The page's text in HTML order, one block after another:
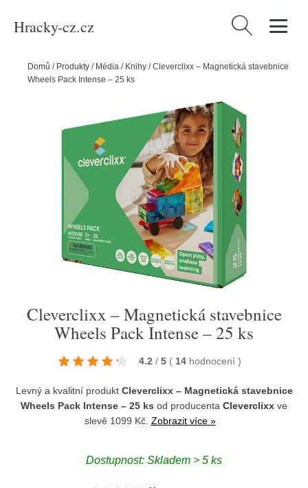
Hracky-cz.cz Vyhledávání
Domů / Produkty / Média / Knihy /Cleverclixx – Magnetická stavebnice
Wheels Pack Intense – 25 ks
Cleverclixx – Magnetická stavebnice
Wheels Pack Intense – 25 ks
4.2 / 5 ( 14 hodnocení )
Levný a kvalitní produkt Cleverclixx – Magnetická stavebnice
Wheels Pack Intense – 25 ks od producenta Cleverclixx ve
slevě 1099 Kč. Zobrazit více »
Dostupnost: Skladem > 5 ks